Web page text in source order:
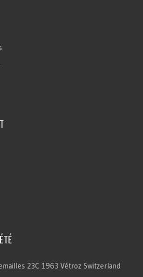
23C 1963 Vétroz Switzerland